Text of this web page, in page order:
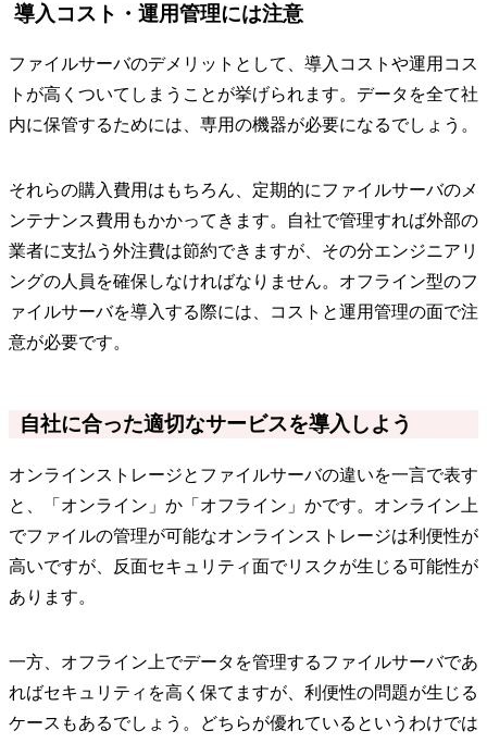
導入コスト・運用管理には注意
ファイルサーバのデメリットとして、導入コストや運用コス
トが高くついてしまうことが挙げられます。データを全て社
内に保管するためには、専用の機器が必要になるでしょう。
それらの購入費用はもちろん、定期的にファイルサーバのメ
ンテナンス費用もかかってきます。自社で管理すれば外部の
業者に支払う外注費は節約できますが、その分エンジニアリ
ングの人員を確保しなければなりません。オフライン型のフ
ァイルサーバを導入する際には、コストと運用管理の面で注
意が必要です。
自社に合った適切なサービスを導入しよう
オンラインストレージとファイルサーバの違いを一言で表す
と、「オンライン」か「オフライン」かです。オンライン上
でファイルの管理が可能なオンラインストレージは利便性が
高いですが、反面セキュリティ面でリスクが生じる可能性が
あります。
一方、オフライン上でデータを管理するファイルサーバであ
ればセキュリティを高く保てますが、利便性の問題が生じる
ケースもあるでしょう。どちらが優れているというわけでは